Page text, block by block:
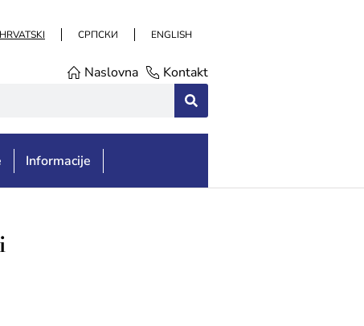
HRVATSKI СРПСКИ ENGLISH
Naslovna Kontakt
Informacije